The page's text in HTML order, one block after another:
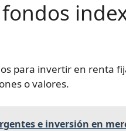
para invertir en renta
o valores.
e inversión en